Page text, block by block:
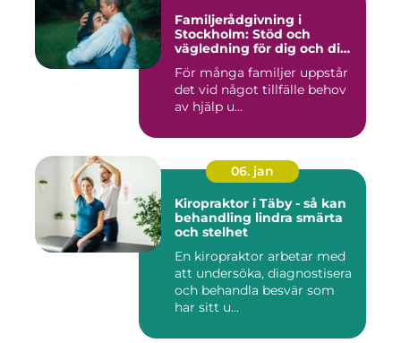
Familjerådgivning i
Stockholm: Stöd och
vägledning för dig och din
För många familjer uppstår
det vid något tillfälle behov
av hjälp u...
06. jan
Kiropraktor i Täby - så kan
behandling lindra smärta
och stelhet
En kiropraktor arbetar med
att undersöka, diagnostisera
och behandla besvär som
har sitt u...